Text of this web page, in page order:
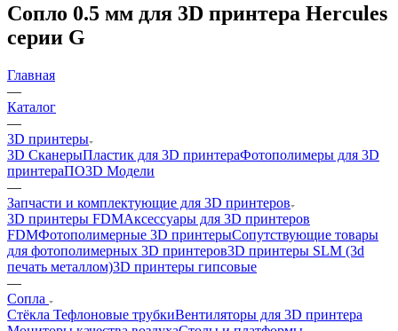
Сопло 0.5 мм для 3D принтера Hercules
серии G
Главная
—
Каталог
—
3D принтеры
3D СканерыПластик для 3D принтераФотополимеры для 3D
принтераПО3D Модели
—
Запчасти и комплектующие для 3D принтеров
3D принтеры FDMАксессуары для 3D принтеров
FDMФотополимерные 3D принтерыСопутствующие товары
для фотополимерных 3D принтеров3D принтеры SLM (3d
печать металлом)3D принтеры гипсовые
—
Сопла
Cтёкла Тефлоновые трубкиВентиляторы для 3D принтера